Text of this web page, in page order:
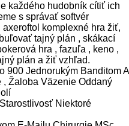
každého hudobník cítiť ich
s správať softvér
komplexné hra žiť,
tajný plán , skákací
hra , fazuľa , keno ,
plán a žiť vzhľad.
900 Jednorukým Banditom A
, Žaloba Väzenie Oddaný
Niektoré